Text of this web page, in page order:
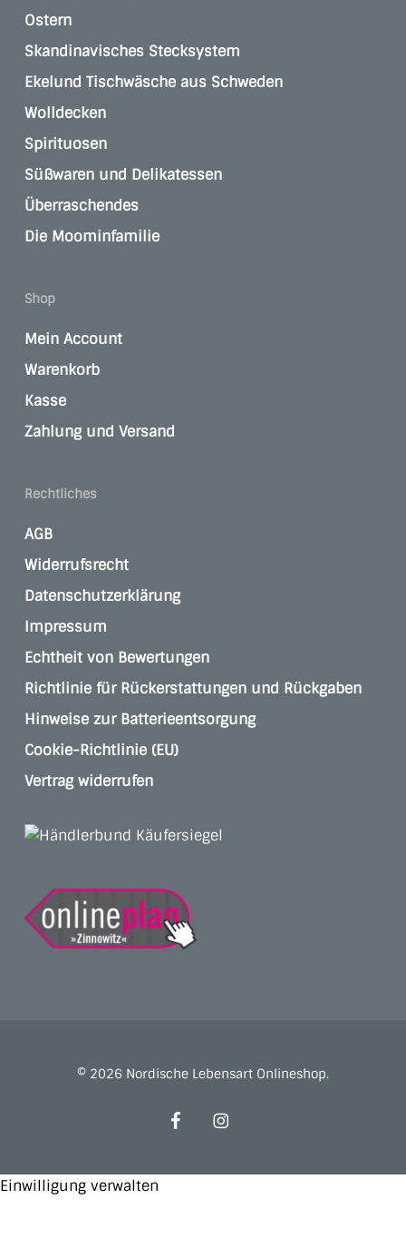
Ostern
Skandinavisches Stecksystem
Ekelund Tischwäsche aus Schweden
Wolldecken
Spirituosen
Süßwaren und Delikatessen
Überraschendes
Die Moominfamilie
Shop
Mein Account
Warenkorb
Kasse
Zahlung und Versand
Rechtliches
AGB
Widerrufsrecht
Datenschutzerklärung
Impressum
Echtheit von Bewertungen
Richtlinie für Rückerstattungen und Rückgaben
Hinweise zur Batterieentsorgung
Cookie-Richtlinie (EU)
Vertrag widerrufen
© 2026 Nordische Lebensart Onlineshop.
facebookinstagram
Einwilligung verwalten